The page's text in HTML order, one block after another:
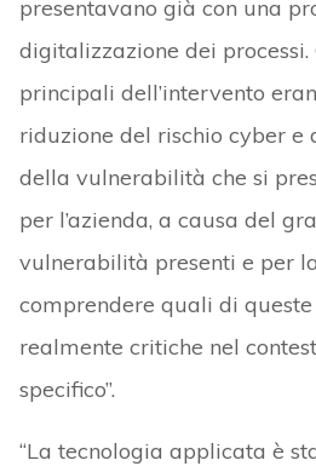
presentavano già con una
digitalizzazione dei
principali dell’intervento
riduzione del rischio cyber e
della vulnerabilità che si
per l’azienda, a causa del
vulnerabilità presenti e per
comprendere quali di queste
realmente critiche nel
specifico”.
“La tecnologia applicata è